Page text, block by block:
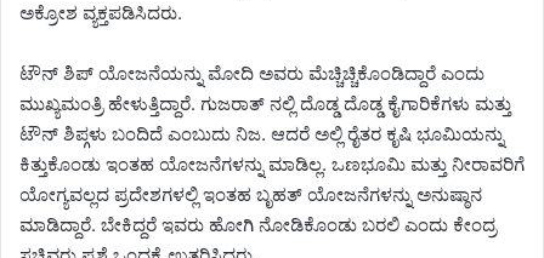
ಅಕ್ರೋಶ ವ್ಯಕ್ತಪಡಿಸಿದರು.
ಟೌನ್ ಶಿಪ್ ಯೋಜನೆಯನ್ನು ಮೋದಿ ಅವರು ಮೆಚ್ಚಿಚ್ಚಿಕೊಂಡಿದ್ದಾರೆ ಎಂದು
ಮುಖ್ಯಮಂತ್ರಿ ಹೇಳುತ್ತಿದ್ದಾರೆ. ಗುಜರಾತ್ ನಲ್ಲಿ ದೊಡ್ಡ ದೊಡ್ಡ ಕೈಗಾರಿಕೆಗಳು ಮತ್ತು
ಟೌನ್ ಶಿಪ್ಗಳು ಬಂದಿದೆ ಎಂಬುದು ನಿಜ. ಆದರೆ ಅಲ್ಲಿ ರೈತರ ಕೃಷಿ ಭೂಮಿಯನ್ನು
ಕಿತ್ತುಕೊಂಡು ಇಂತಹ ಯೋಜನೆಗಳನ್ನು ಮಾಡಿಲ್ಲ. ಒಣಭೂಮಿ ಮತ್ತು ನೀರಾವರಿಗೆ
ಯೋಗ್ಯವಲ್ಲದ ಪ್ರದೇಶಗಳಲ್ಲಿ ಇಂತಹ ಬೃಹತ್ ಯೋಜನೆಗಳನ್ನು ಅನುಷ್ಠಾನ
ಮಾಡಿದ್ದಾರೆ. ಬೇಕಿದ್ದರೆ ಇವರು ಹೋಗಿ ನೋಡಿಕೊಂಡು ಬರಲಿ ಎಂದು ಕೇಂದ್ರ